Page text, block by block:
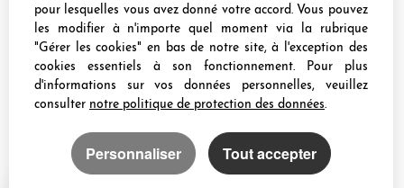
Marseillan (34340)
Poussan (34560)
Balaruc Le Vieux (34540)
Bouzigues (34140)
pour lesquelles vous avez donné votre accord. Vous pouvez
les modifier à n'importe quel moment via la rubrique
"Gérer les cookies" en bas de notre site, à l'exception des
cookies essentiels à son fonctionnement. Pour plus
d'informations sur vos données personnelles, veuillez
consulter notre politique de protection des données.
Personnaliser Tout accepter